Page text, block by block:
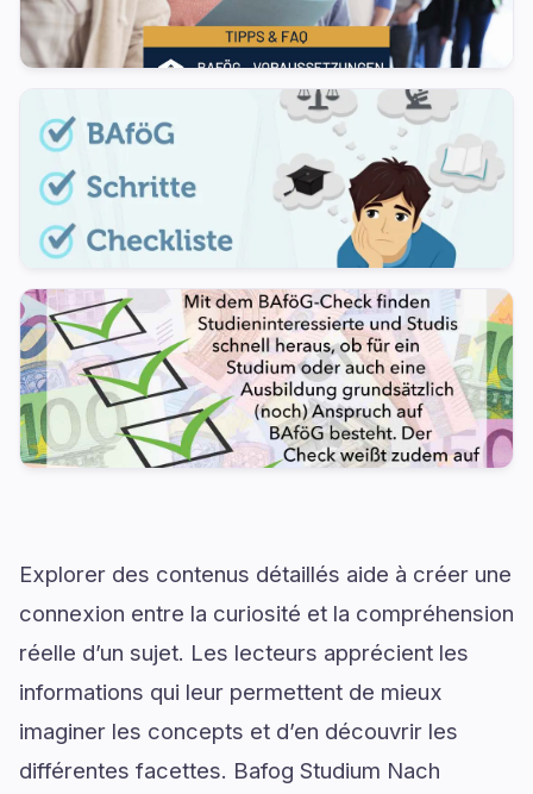
Explorer des contenus détaillés aide à créer une
connexion entre la curiosité et la compréhension
réelle d’un sujet. Les lecteurs apprécient les
informations qui leur permettent de mieux
imaginer les concepts et d’en découvrir les
différentes facettes. Bafog Studium Nach